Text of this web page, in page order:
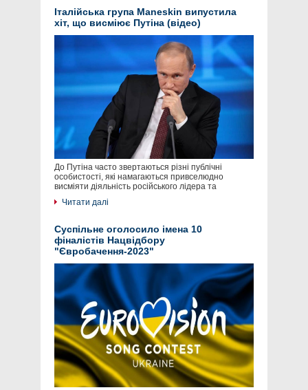
Італійська група Maneskin випустила
хіт, що висміює Путіна (відео)
До Путіна часто звертаються різні публічні
особистості, які намагаються привселюдно
висміяти діяльність російського лідера та
Читати далі
Суспільне оголосило імена 10
фіналістів Нацвідбору
"Євробачення-2023"